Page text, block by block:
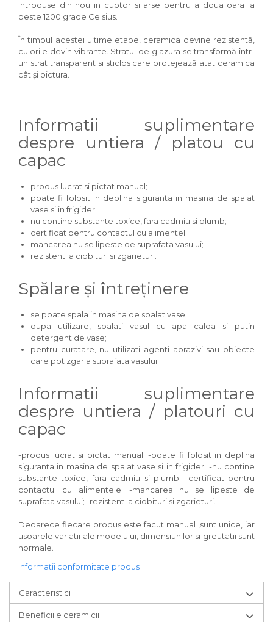
introduse din nou in cuptor si arse pentru a doua oara la
peste 1200 grade Celsius.
În timpul acestei ultime etape, ceramica devine rezistentă,
culorile devin vibrante. Stratul de glazura se transformă într-
un strat transparent si sticlos care protejează atat ceramica
cât și pictura.
Informatii suplimentare
despre untiera / platou cu
capac
produs lucrat si pictat manual;
poate fi folosit in deplina siguranta in masina de spalat
vase si in frigider;
nu contine substante toxice, fara cadmiu si plumb;
certificat pentru contactul cu alimentel;
mancarea nu se lipeste de suprafata vasului;
rezistent la ciobituri si zgarieturi.
Spălare și întreținere
se poate spala in masina de spalat vase!
dupa utilizare, spalati vasul cu apa calda si putin
detergent de vase;
pentru curatare, nu utilizati agenti abrazivi sau obiecte
care pot zgaria suprafata vasului;
Informatii suplimentare
despre untiera / platouri cu
capac
-produs lucrat si pictat manual; -poate fi folosit in deplina
siguranta in masina de spalat vase si in frigider; -nu contine
substante toxice, fara cadmiu si plumb; -certificat pentru
contactul cu alimentele; -mancarea nu se lipeste de
suprafata vasului; -rezistent la ciobituri si zgarieturi.
Deoarece fiecare produs este facut manual ,sunt unice, iar
usoarele variatii ale modelului, dimensiunilor si greutatii sunt
normale.
Informatii conformitate produs
Caracteristici
Beneficiile ceramicii